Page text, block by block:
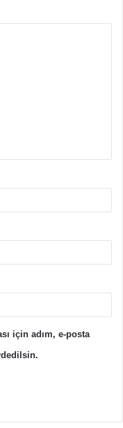
için adım, e-posta